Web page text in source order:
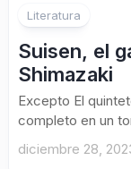
Literatura
Suisen, el
Shimazaki
Excepto El
completo en un
diciembre 28,